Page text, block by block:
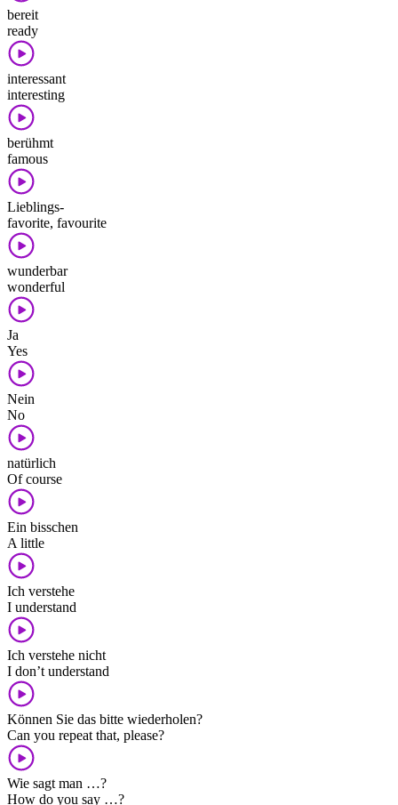
bereit
ready
interessant
interesting
berühmt
famous
Lieblings-
favorite, favourite
wunderbar
wonderful
Ja
Yes
Nein
No
natürlich
Of course
Ein bisschen
A little
Ich verstehe
I understand
Ich verstehe nicht
I don’t understand
Können Sie das bitte wiederholen?
Can you repeat that, please?
Wie sagt man …?
How do you say …?